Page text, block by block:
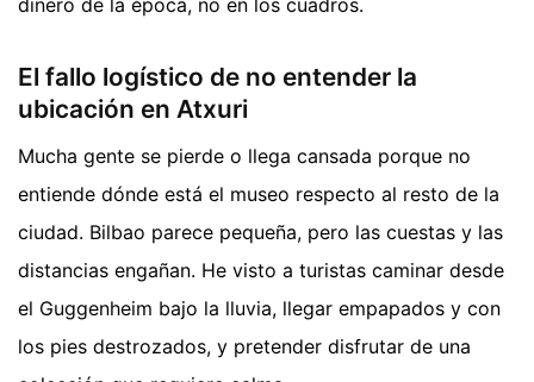
El fallo logístico de no entender la
ubicación en Atxuri
Mucha gente se pierde o llega cansada porque no
entiende dónde está el museo respecto al resto de la
ciudad. Bilbao parece pequeña, pero las cuestas y las
distancias engañan. He visto a turistas caminar desde
el Guggenheim bajo la lluvia, llegar empapados y con
los pies destrozados, y pretender disfrutar de una